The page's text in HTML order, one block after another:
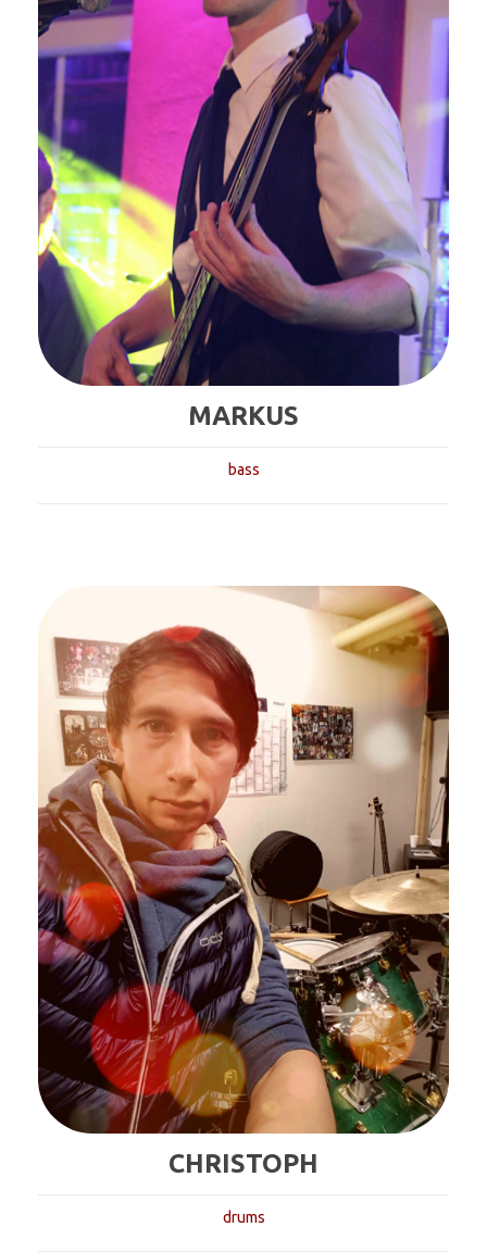
MARKUS
bass
CHRISTOPH
drums